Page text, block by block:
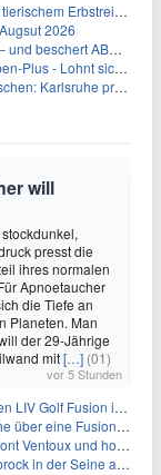
Erbstreit zurück
2026
ABC Top-Quoten
First Dates Hotel doch?
seit 75 Jahren die Republik
will
presst die
ihres normalen
Apnoetaucher
die Tiefe an
Planeten. Man
der 29-Jährige
mit[…] (01)
vor 5 Stunden
sich wandelnden Sportumfeld
und bekräftigt die Wettbewerbslandschaft
und holt Tour-Gelb
Seine ausgebremst